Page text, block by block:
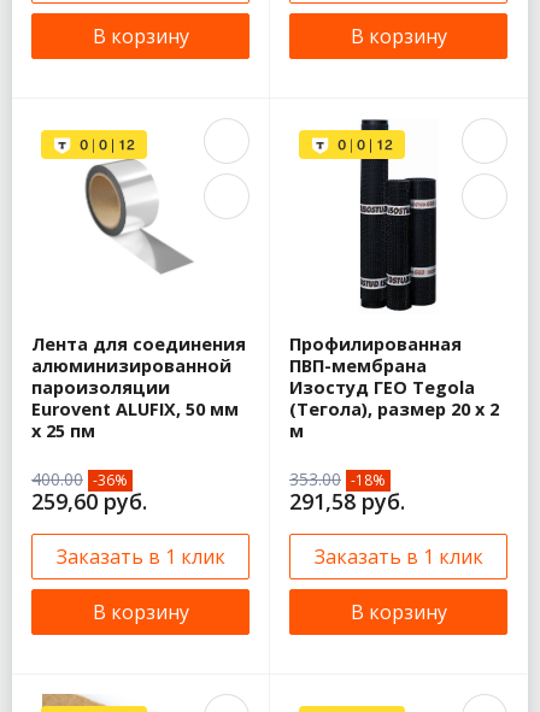
В корзину В корзину
Лента для соединения
алюминизированной
пароизоляции
Eurovent ALUFIX, 50 мм
x 25 пм
400.00 -36%
259,60 руб.
Заказать в 1 клик
В корзину
Профилированная
ПВП-мембрана
Изостуд ГЕО Tegola
(Тегола), размер 20 х 2
м
353.00 -18%
291,58 руб.
Заказать в 1 клик
В корзину